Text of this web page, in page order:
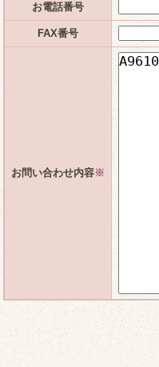
お電話番号
FAX番号
お問い合わせ内容※